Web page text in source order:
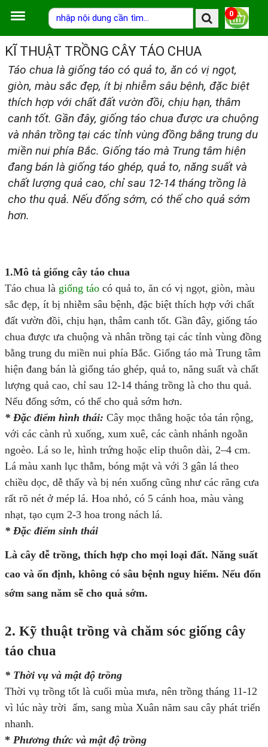
0
KĨ THUẬT TRỒNG CÂY TÁO CHUA
Táo chua là giống táo có quả to, ăn có vị ngọt,
giòn, màu sắc đẹp, ít bị nhiễm sâu bệnh, đặc biệt
thích hợp với chất đất vườn đồi, chịu hạn, thâm
canh tốt. Gần đây, giống táo chua được ưa chuộng
và nhân trồng tại các tỉnh vùng đồng bằng trung du
miền nui phía Bắc. Giống táo mà Trung tâm hiện
đang bán là giống táo ghép, quả to, năng suất và
chất lượng quả cao, chỉ sau 12-14 tháng trồng là
cho thu quả. Nếu đống sớm, có thể cho quả sớm
hơn.
1.Mô tả giống cây táo chua
Táo chua là giống táo có quả to, ăn có vị ngọt, giòn, màu
sắc đẹp, ít bị nhiễm sâu bệnh, đặc biệt thích hợp với chất
đất vườn đồi, chịu hạn, thâm canh tốt. Gần đây, giống táo
chua được ưa chuộng và nhân trồng tại các tỉnh vùng đồng
bằng trung du miền nui phía Bắc. Giống táo mà Trung tâm
hiện đang bán là giống táo ghép, quả to, năng suất và chất
lượng quả cao, chỉ sau 12-14 tháng trồng là cho thu quả.
Nếu đống sớm, có thể cho quả sớm hơn.
* Đặc điểm hình thái: Cây mọc thẳng hoặc tỏa tán rộng,
với các cành rủ xuống, xum xuê, các cành nhánh ngoằn
ngoèo. Lá so le, hình trứng hoặc elip thuôn dài, 2–4 cm.
Lá màu xanh lục thẫm, bóng mặt và với 3 gân lá theo
chiều dọc, dễ thấy và bị nén xuống cũng như các răng cưa
rất rõ nét ở mép lá. Hoa nhỏ, có 5 cánh hoa, màu vàng
nhạt, tạo cụm 2-3 hoa trong nách lá.
* Đặc điểm sinh thái
Là cây dễ trồng, thích hợp cho mọi loại đất. Năng suất
cao và ổn định, không có sâu bệnh nguy hiểm. Nếu đốn
sớm sang năm sẽ cho quả sớm.
2. Kỹ thuật trồng và chăm sóc giống cây
táo chua
* Thời vụ và mật độ trồng
Thời vụ trồng tốt là cuối mùa mưa, nên trồng tháng 11-12
vì lúc này trời ấm, sang mùa Xuân năm sau cây phát triển
nhanh.
* Phương thức và mật độ trồng